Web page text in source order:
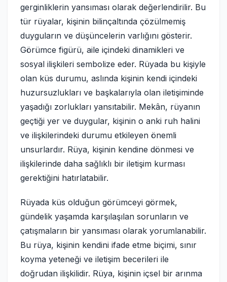
gerginliklerin yansıması olarak değerlendirilir. Bu
tür rüyalar, kişinin bilinçaltında çözülmemiş
duyguların ve düşüncelerin varlığını gösterir.
Görümce figürü, aile içindeki dinamikleri ve
sosyal ilişkileri sembolize eder. Rüyada bu kişiyle
olan küs durumu, aslında kişinin kendi içindeki
huzursuzlukları ve başkalarıyla olan iletişiminde
yaşadığı zorlukları yansıtabilir. Mekân, rüyanın
geçtiği yer ve duygular, kişinin o anki ruh halini
ve ilişkilerindeki durumu etkileyen önemli
unsurlardır. Rüya, kişinin kendine dönmesi ve
ilişkilerinde daha sağlıklı bir iletişim kurması
gerektiğini hatırlatabilir.
Rüyada küs olduğun görümceyi görmek,
gündelik yaşamda karşılaşılan sorunların ve
çatışmaların bir yansıması olarak yorumlanabilir.
Bu rüya, kişinin kendini ifade etme biçimi, sınır
koyma yeteneği ve iletişim becerileri ile
doğrudan ilişkilidir. Rüya, kişinin içsel bir arınma